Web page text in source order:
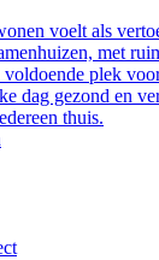
voelt als
met
voldoende plek
dag gezond en
thuis.